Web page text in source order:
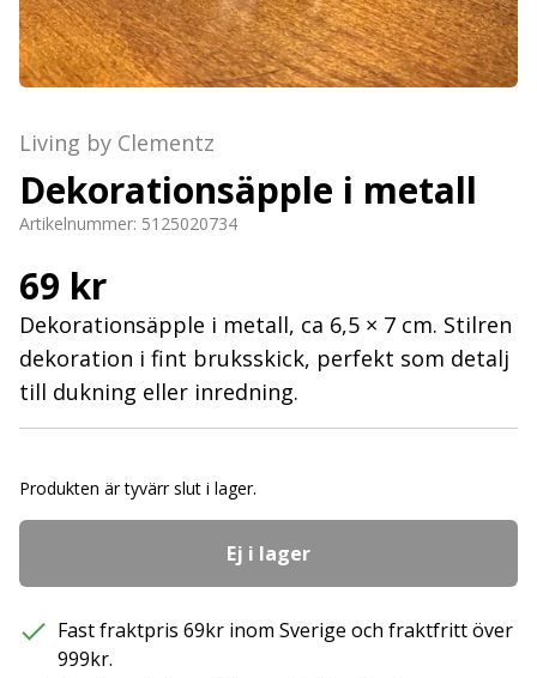
Living by Clementz
Dekorationsäpple i metall
Artikelnummer: 5125020734
69 kr
Dekorationsäpple i metall, ca 6,5 × 7 cm. Stilren
dekoration i fint bruksskick, perfekt som detalj
till dukning eller inredning.
Produkten är tyvärr slut i lager.
Ej i lager
Fast fraktpris 69kr inom Sverige och fraktfritt över
999kr.